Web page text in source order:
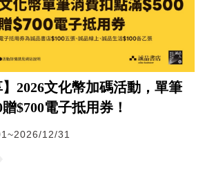
】2026文化幣加碼活動，單筆
$700電子抵用券！
12/31